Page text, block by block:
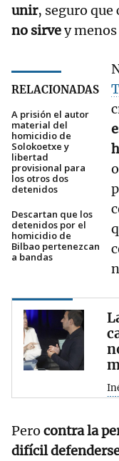
unir, seguro que
no sirvey menos
RELACIONADAS
A prisión el autor
material del
homicidio de
Solokoetxe y
libertad
provisional para
los otros dos
detenidos
Descartan que los
detenidos por el
homicidio de
Bilbao pertenezcan
a bandas
Pero contra la
difícil